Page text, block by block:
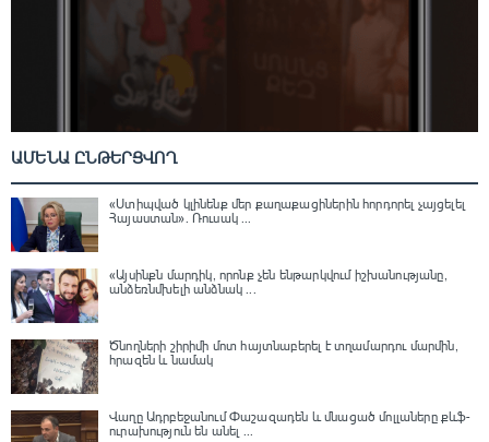
ԱՄԵՆԱ ԸՆԹԵՐՑՎՈՂ
«Ստիպված կլինենք մեր քաղաքացիներին հորդորել չայցելել
Հայաստան»․ Ռուսակ ...
«Այսինքն մարդիկ, որոնք չեն ենթարկվում իշխանությանը,
անձեռնմխելի անձնակ ...
Ծնողների շիրիմի մոտ հայտնաբերել է տղամարդու մարմին,
հրազեն և նամակ
Վաղը Ադրբեջանում Փաշազադեն և մնացած մոլլաները քևֆ-
ուրախություն են անել ...